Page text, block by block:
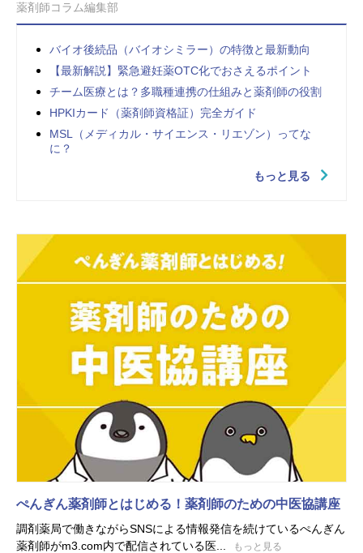
薬剤師コラム編集部
バイオ後続品（バイオシミラー）の特徴と最新動向
【最新解説】緊急避妊薬OTC化でおさえるポイント
チーム医療とは？多職種連携の仕組みと薬剤師の役割
HPKIカード（薬剤師資格証）完全ガイド
MSL（メディカル・サイエンス・リエゾン）ってな
に？
もっと見る
ぺんぎん薬剤師とはじめる！薬剤師のための中医協講座
調剤薬局で働きながらSNSによる情報発信を続けているぺんぎん
薬剤師がm3.com内で配信されている医...
もっと見る